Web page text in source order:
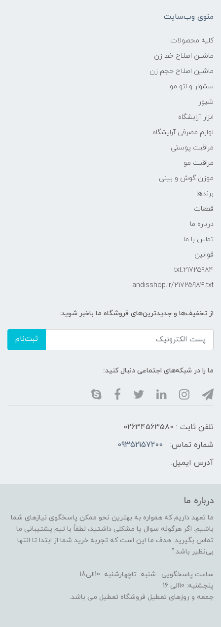
منوی وب‌سایت
کلیه محصولات
ماشین اصلاح خط زن
ماشین اصلاح حجم زن
سشوار و اتو مو
شیور
ابزار آرایشگاه
لوازم مصرفی آرایشگاه
مراقبت پوستی
مراقبت مو
موزن گوش و بینی
برندها
قطعات
درباره ما
تماس با ما
قوانین
21725984.txt
andisshop.ir/21725984.txt
از تخفیف‌ها و جدیدترین‌های فروشگاه ما باخبر شوید:
ثبت‌نام
ما را در شبکه‌های اجتماعی دنبال کنید:
تلفن ثابت : 02634563580
شماره تماس:
09352157200
آدرس ایمیل:
درباره ما
ما تعهد داریم که همواره به بهترین نحو ممکن پاسخگوی نیازهای شما
باشیم. اگر هرگونه سوال یا مشکلی داشتید، لطفاً با تیم پشتیبانی ما
تماس بگیرید. هدف ما این است که تجربه خرید شما از ابتدا تا انتها
بی‌نظیر باشد."
ساعت پاسخگویی : شنبه تاچهارشنبه 10الی18
پنجشنبه: 10الی 16
جمعه و روزهای تعطیل فروشگاه تعطیل می باشد.